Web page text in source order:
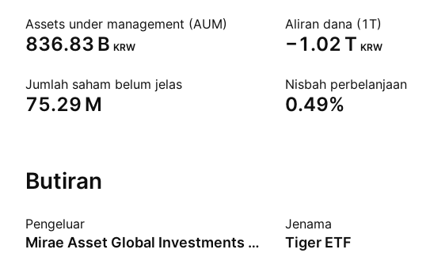
Assets under management (AUM)
‪836.83 B‬ KRW
Aliran dana (1T)
‪−1.02 T‬ KRW
Jumlah saham belum jelas
‪75.29 M‬
Nisbah perbelanjaan
0.49%
Butiran
Pengeluar
Mirae Asset Global Investments Co., Ltd.
Jenama
Tiger ETF